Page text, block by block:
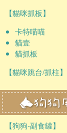
【貓咪抓板】
卡特喵喵
貓壹
貓抓板
【貓咪跳台/抓柱】
【狗狗-副食罐】